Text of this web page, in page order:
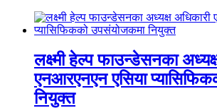
लक्ष्मी हेल्प फाउन्डेसनका
एनआरएनएन एसिया
नियुक्त